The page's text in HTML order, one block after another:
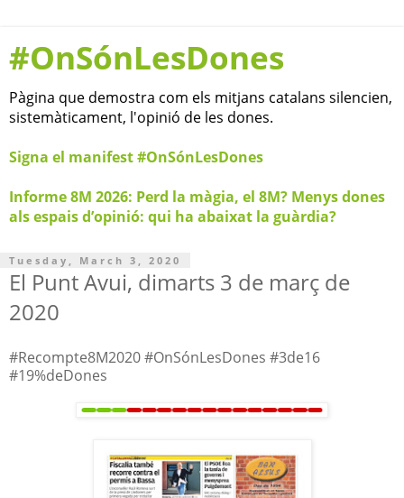
#OnSónLesDones
Pàgina que demostra com els mitjans catalans silencien,
sistemàticament, l'opinió de les dones.
Signa el manifest #OnSónLesDones
Informe 8M 2026: Perd la màgia, el 8M? Menys dones
als espais d’opinió: qui ha abaixat la guàrdia?
Tuesday, March 3, 2020
El Punt Avui, dimarts 3 de març de
2020
#Recompte8M2020 #OnSónLesDones #3de16
#19%deDones